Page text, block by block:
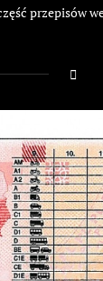
przepisów